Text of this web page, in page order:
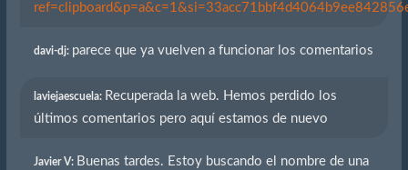
davi-dj: parece que ya vuelven a funcionar los comentarios
laviejaescuela: Recuperada la web. Hemos perdido los
últimos comentarios pero aquí estamos de nuevo
Javier V: Buenas tardes. Estoy buscando el nombre de una